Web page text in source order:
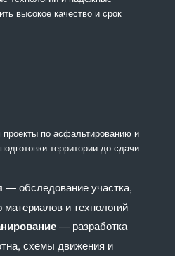
высокое качество и срок
по асфальтированию и
территории до сдачи
— обследование участка,
материалов и технологий
— разработка
схемы движения и